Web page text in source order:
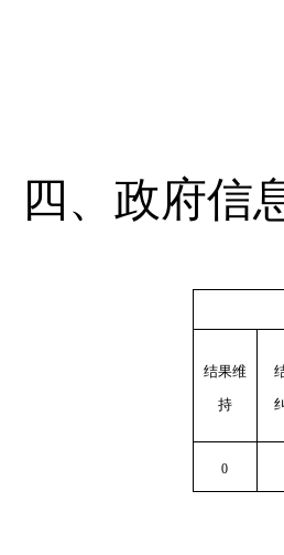
四、政府信
结果维
持
0